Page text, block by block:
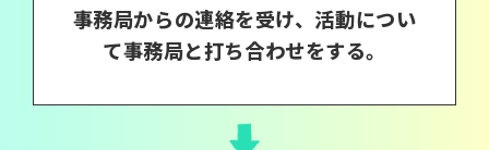
事務局からの連絡を受け、活動につい
て事務局と打ち合わせをする。